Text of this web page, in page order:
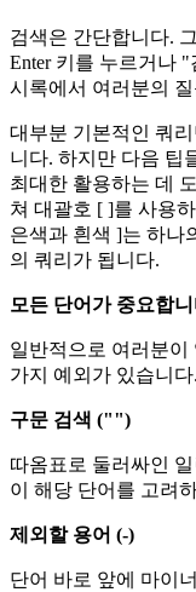
검색은 간단합니다.
Enter 키를 누르거나
시록에서 여러분의
대부분 기본적인 쿼
니다. 하지만 다음 팁
최대한 활용하는 데
쳐 대괄호 [ ]를 사용
은색과 흰색 ]는 하나
의 쿼리가 됩니다.
모든 단어가 중요합
일반적으로 여러분이
가지 예외가 있습니다.
구문 검색 ("")
따옴표로 둘러싸인
이 해당 단어를 고려
제외할 용어 (-)
단어 바로 앞에 마이